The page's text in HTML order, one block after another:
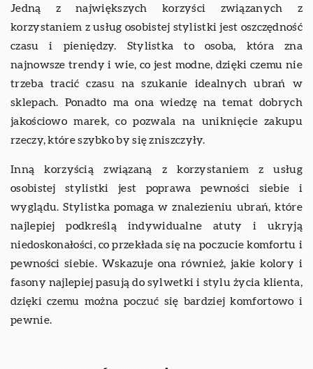
Jedną z największych korzyści związanych z
korzystaniem z usług osobistej stylistki jest oszczędność
czasu i pieniędzy. Stylistka to osoba, która zna
najnowsze trendy i wie, co jest modne, dzięki czemu nie
trzeba tracić czasu na szukanie idealnych ubrań w
sklepach. Ponadto ma ona wiedzę na temat dobrych
jakościowo marek, co pozwala na uniknięcie zakupu
rzeczy, które szybko by się zniszczyły.
Inną korzyścią związaną z korzystaniem z usług
osobistej stylistki jest poprawa pewności siebie i
wyglądu. Stylistka pomaga w znalezieniu ubrań, które
najlepiej podkreślą indywidualne atuty i ukryją
niedoskonałości, co przekłada się na poczucie komfortu i
pewności siebie. Wskazuje ona również, jakie kolory i
fasony najlepiej pasują do sylwetki i stylu życia klienta,
dzięki czemu można poczuć się bardziej komfortowo i
pewnie.